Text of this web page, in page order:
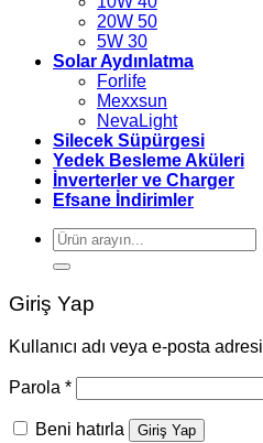
20W 50
5W 30
Solar Aydınlatma
Forlife
Mexxsun
NevaLight
Silecek Süpürgesi
Yedek Besleme Aküleri
İnverterler ve Charger
Efsane İndirimler
Ara:
Giriş Yap
Kullanıcı adı veya e-posta adresi
Parola *
Beni hatırla Giriş Yap